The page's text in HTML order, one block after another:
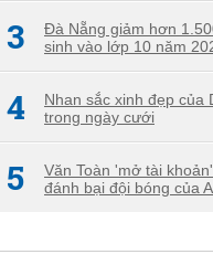
3
Đà Nẵng giảm hơn
sinh vào lớp 10 năm
4
Nhan sắc xinh đẹp của
trong ngày cưới
5
Văn Toàn 'mở tài
đánh bại đội bóng của